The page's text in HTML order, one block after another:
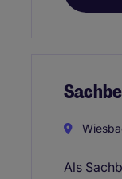
Als